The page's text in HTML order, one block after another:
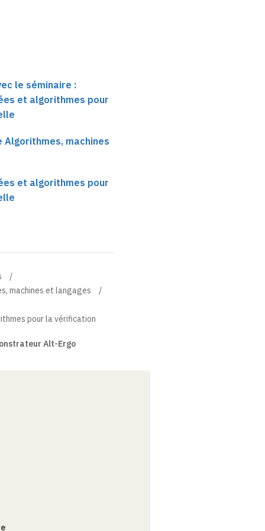
le séminaire :
et algorithmes pour
Algorithmes, machines
et algorithmes pour
machines et langages
pour la vérification
Alt-Ergo